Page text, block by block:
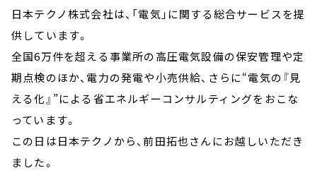
日本テクノ株式会社は、「電気」に関する総合サービスを提
供しています。
全国6万件を超える事業所の高圧電気設備の保安管理や定
期点検のほか、電力の発電や小売供給、さらに“電気の『見
える化』”による省エネルギーコンサルティングをおこな
っています。
この日は日本テクノから、前田拓也さんにお越しいただき
ました。